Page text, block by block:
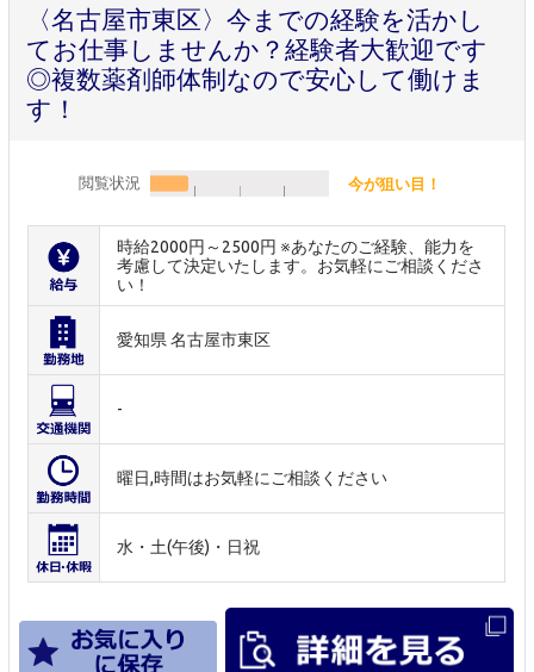
〈名古屋市東区〉今までの経験を活かし
てお仕事しませんか？経験者大歓迎です
◎複数薬剤師体制なので安心して働けま
す！
閲覧状況 今が狙い目！
時給2000円～2500円 ※あなたのご経験、能力を
考慮して決定いたします。お気軽にご相談くださ
い！
愛知県 名古屋市東区
-
曜日,時間はお気軽にご相談ください
水・土(午後)・日祝